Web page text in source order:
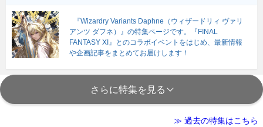
『Wizardry Variants Daphne（ウィザードリィ ヴァリ
アンツ ダフネ）』の特集ページです。『FINAL
FANTASY XI』とのコラボイベントをはじめ、最新情報
や企画記事をまとめてお届けします！
さらに特集を見る
≫ 過去の特集はこちら